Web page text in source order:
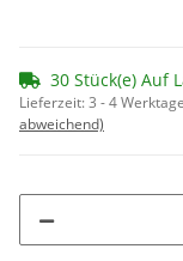
30 Stück(e) Auf
Lieferzeit:3 - 4 Werktage
abweichend)